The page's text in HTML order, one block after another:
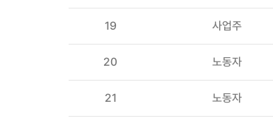
19 사업주
20 노동자
21 노동자